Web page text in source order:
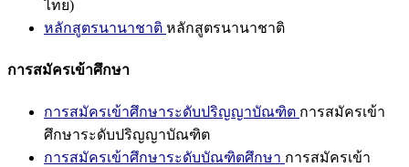
ไทย)
หลักสูตรนานาชาติ หลักสูตรนานาชาติ
การสมัครเข้าศึกษา
การสมัครเข้าศึกษาระดับปริญญาบัณฑิต การสมัครเข้า
ศึกษาระดับปริญญาบัณฑิต
การสมัครเข้าศึกษาระดับบัณฑิตศึกษา การสมัครเข้า